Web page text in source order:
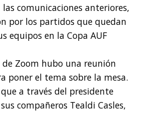
las comunicaciones anteriores,
por los partidos que quedan
equipos en la Copa AUF
de Zoom hubo una reunión
poner el tema sobre la mesa.
que a través del presidente
compañeros Tealdi Casles,